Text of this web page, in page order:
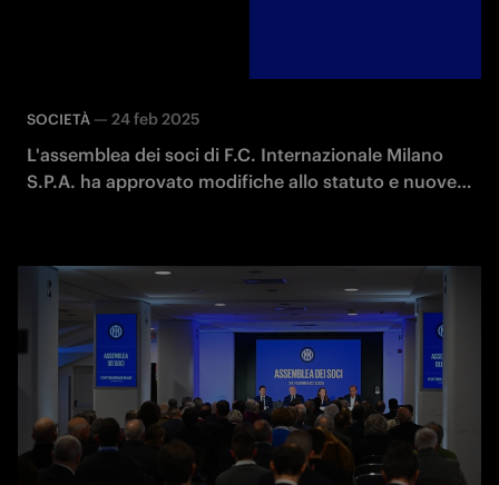
SOCIETÀ — 24 feb 2025
L'assemblea dei soci di F.C. Internazionale Milano
S.P.A. ha approvato modifiche allo statuto e nuove